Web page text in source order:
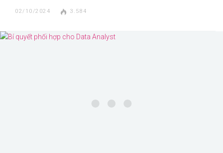
02/10/2024 3.584